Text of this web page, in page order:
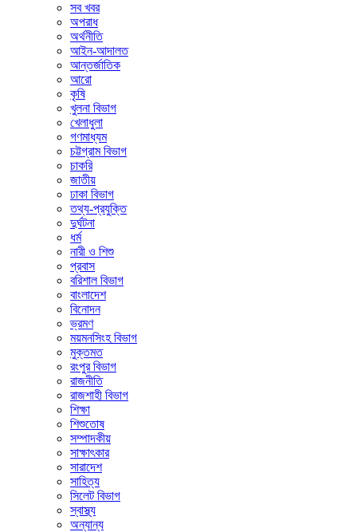
সব খবর
অপরাধ
অর্থনীতি
আইন-আদালত
আন্তর্জাতিক
আরো
কৃষি
খুলনা বিভাগ
খেলাধুলা
গণমাধ্যম
চট্টগ্রাম বিভাগ
চাকরি
জাতীয়
ঢাকা বিভাগ
তথ্য-প্রযুক্তি
দুর্ঘটনা
ধর্ম
নারী ও শিশু
প্রবাস
বরিশাল বিভাগ
বাংলাদেশ
বিনোদন
ভ্রমণ
ময়মনসিংহ বিভাগ
মুক্তমত
রংপুর বিভাগ
রাজনীতি
রাজশাহী বিভাগ
শিক্ষা
শিশুতোষ
সম্পাদকীয়
সাক্ষাৎকার
সারাদেশ
সাহিত্য
সিলেট বিভাগ
স্বাস্থ্য
অন্যান্য